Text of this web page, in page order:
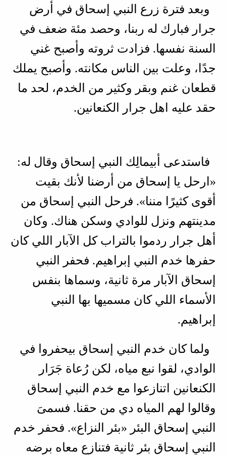
وبعد فترة زرع النبي إسحاق في أرض
جرار فبارك له ربنا، وحصد مئة ضعف في
السنة نفسها. فزادت ثروته وأصبح غني
جدًا، وعلت بين الناس مكانته. وأصبح يملك
قطعان غنم وبقر وكثير من الخدم، لحد ما
حقد عليه اهل جرار الكنعانين.
فاستدعى أبيمالِك النبي إسحاق وقال له:
«ارحل يا إسحاق من أرضنا لأنك بقيت
أقوى كثيرًا مننا». فرحل النبي إسحاق من
مدينتهم ونزل للوادي وسكن هناك. وكان
أهل جرار ردموا بالتراب كل الآبار اللي كان
حفرها خدم النبي إبراهيم. فحفر النبي
إسحاق الآبار مرة ثانية، وسماها بنفس
الأسماء اللي كان مسميها بها النبي
إبراهيم.
ولما كان خدم النبي إسحاق بيحفروا في
الوادي، لقوا نبع مياه، لكن رُعاة جَرَار
الكنعانين اتنازعوا مع خدم النبي إسحاق
وقالوا لهم المياه دي من حقنا. فسمىَ
النبي إسحاق البئر «بئر النزاع». فحفر خدم
النبي إسحاق بئر ثانية فتنازع معاه برضه